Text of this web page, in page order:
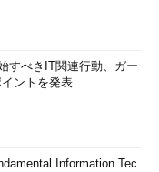
すべきIT関連行動、ガー
ントを発表
Information Tec